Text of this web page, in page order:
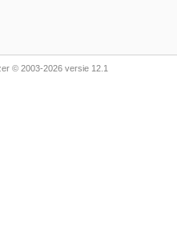
© 2003-2026 versie 12.1